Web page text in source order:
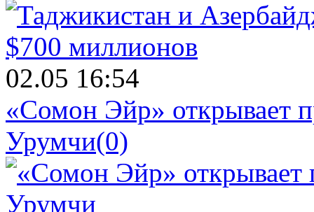
02.05 16:54
«Сомон Эйр» открывает
Урумчи(0)